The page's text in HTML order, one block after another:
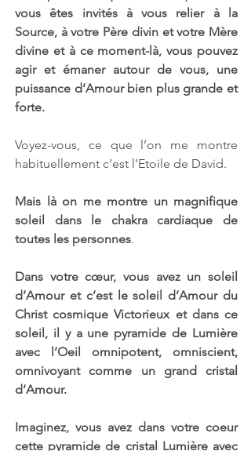
vous êtes invités à vous relier à la
Source, à votre Père divin et votre Mère
divine et à ce moment-là, vous pouvez
agir et émaner autour de vous, une
puissance d’Amour bien plus grande et
forte.
Voyez-vous, ce que l’on me montre
habituellement c’est l’Etoile de David.
Mais là on me montre un magnifique
soleil dans le chakra cardiaque de
toutes les personnes.
Dans votre cœur, vous avez un soleil
d’Amour et c’est le soleil d’Amour du
Christ cosmique Victorieux et dans ce
soleil, il y a une pyramide de Lumière
avec l’Oeil omnipotent, omniscient,
omnivoyant comme un grand cristal
d’Amour.
Imaginez, vous avez dans votre coeur
cette pyramide de cristal Lumière avec